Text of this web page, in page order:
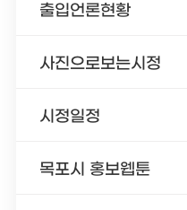
출입언론현황
사진으로보는시정
시정일정
목포시 홍보웹툰